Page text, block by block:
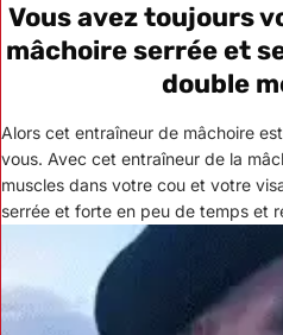
Vous avez toujours
mâchoire serrée et
double
Alors cet entraîneur de mâchoire
vous. Avec cet entraîneur de la
muscles dans votre cou et votre
serrée et forte en peu de temps et